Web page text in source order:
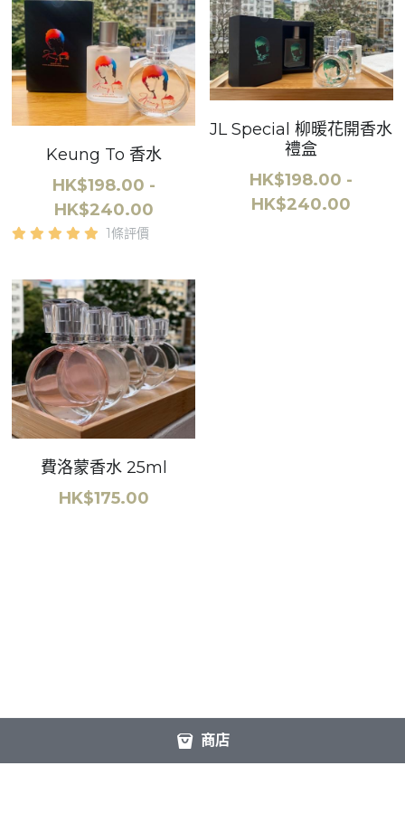
Keung To 香水
HK$198.00 -
HK$240.00
1條評價
JL Special 柳暖花開香水
禮盒
HK$198.00 -
HK$240.00
費洛蒙香水 25ml
HK$175.00
商店